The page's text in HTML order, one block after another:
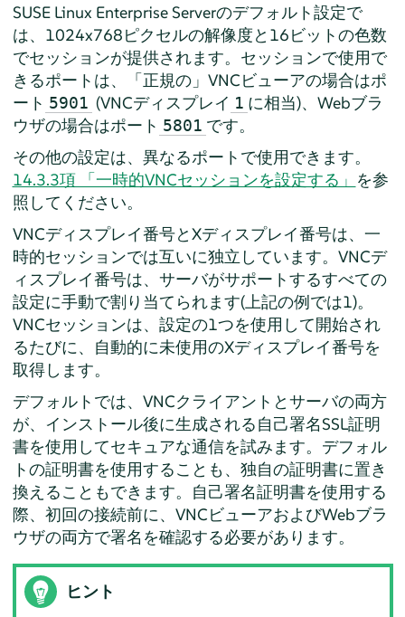
SUSE Linux Enterprise Serverのデフォルト設定で
は、1024x768ピクセルの解像度と16ビットの色数
でセッションが提供されます。セッションで使用で
きるポートは、
「正規の」 VNCビューアの場合はポ
ート 5901 (VNCディスプレイ 1 に相当)、Webブラ
ウザの場合はポート 5801 です。
その他の設定は、異なるポートで使用できます。
14.3.3項 「一時的VNCセッションを設定する」 を参
照してください。
VNCディスプレイ番号とXディスプレイ番号は、一
時的セッションでは互いに独立しています。VNCデ
ィスプレイ番号は、サーバがサポートするすべての
設定に手動で割り当てられます(上記の例では1)。
VNCセッションは、設定の1つを使用して開始され
るたびに、自動的に未使用のXディスプレイ番号を
取得します。
デフォルトでは、VNCクライアントとサーバの両方
が、インストール後に生成される自己署名SSL証明
書を使用してセキュアな通信を試みます。デフォル
トの証明書を使用することも、独自の証明書に置き
換えることもできます。自己署名証明書を使用する
際、初回の接続前に、VNCビューアおよびWebブラ
ウザの両方で署名を確認する必要があります。
ヒント